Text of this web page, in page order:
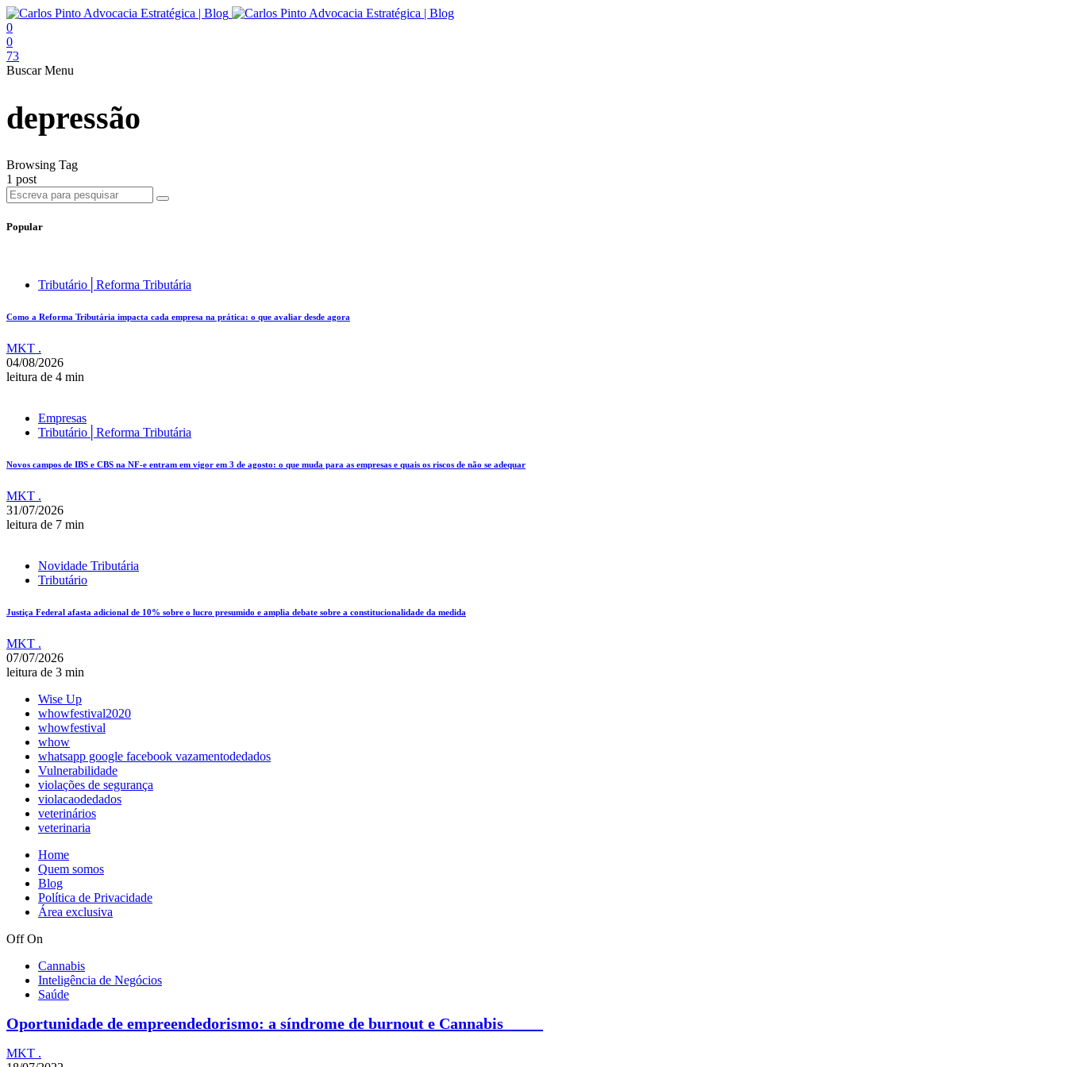
0
0
73
Buscar Menu
depressão
Browsing Tag
1 post
Popular
Tributário│Reforma Tributária
Como a Reforma Tributária impacta cada empresa na prática: o que avaliar desde agora
MKT .
04/08/2026
leitura de 4 min
Empresas
Tributário│Reforma Tributária
Novos campos de IBS e CBS na NF-e entram em vigor em 3 de agosto: o que muda para as empresas e quais os riscos de não se adequar
MKT .
31/07/2026
leitura de 7 min
Novidade Tributária
Tributário
Justiça Federal afasta adicional de 10% sobre o lucro presumido e amplia debate sobre a constitucionalidade da medida
MKT .
07/07/2026
leitura de 3 min
Wise Up
whowfestival2020
whowfestival
whow
whatsapp google facebook vazamentodedados
Vulnerabilidade
violações de segurança
violacaodedados
veterinários
veterinaria
Home
Quem somos
Blog
Política de Privacidade
Área exclusiva
Off On
Cannabis
Inteligência de Negócios
Saúde
Oportunidade de empreendedorismo: a síndrome de burnout e Cannabis
MKT .